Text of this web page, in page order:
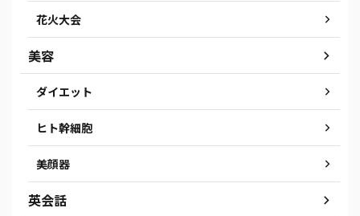
花火大会
美容
ダイエット
ヒト幹細胞
美顔器
英会話